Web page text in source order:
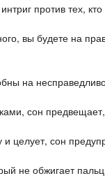
против тех,
вы будете на
на
сон
и целует, сон
не обжигает